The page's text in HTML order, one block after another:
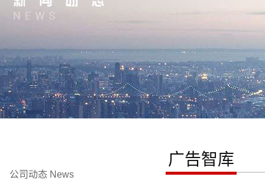
公司动态 News
广告智库